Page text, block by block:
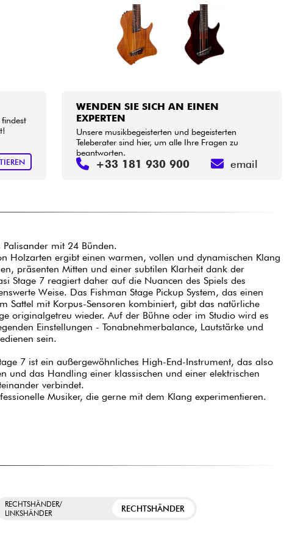
WENDEN SIE SICH AN EINEN
EXPERTEN
Unsere musikbegeisterten und begeisterten
Teleberater sind hier, um alle Ihre Fragen zu
beantworten.
+33 181 930 900 email
mit 24 Bünden.
Holzarten ergibt einen warmen, vollen und dynamischen Klang
präsenten Mitten und einer subtilen Klarheit dank der
Stage 7 reagiert daher auf die Nuancen des Spiels des
Weise. Das Fishman Stage Pickup System, das einen
Sattel mit Korpus-Sensoren kombiniert, gibt das natürliche
originalgetreu wieder. Auf der Bühne oder im Studio wird es
Einstellungen - Tonabnehmerbalance, Lautstärke und
sein.
7 ist ein außergewöhnliches High-End-Instrument, das also
und das Handling einer klassischen und einer elektrischen
verbindet.
Musiker, die gerne mit dem Klang experimentieren.
RECHTSHÄNDER/
LINKSHÄNDER
RECHTSHÄNDER